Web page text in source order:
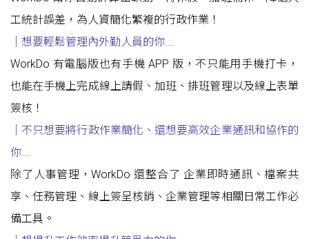
工統計誤差，為人資簡化繁複的行政作業！
｜想要輕鬆管理內外勤人員的你….
WorkDo 有電腦版也有手機 APP 版，不只能用手機打卡，
也能在手機上完成線上請假、加班、排班管理以及線上表單
簽核！
｜不只想要將行政作業簡化 、還想要高效企業通訊和協作的
你
除了人事管理，WorkDo 還整合了 企業即時通訊、檔案共
享、任務管理、線上簽呈核銷、企業管理等相關日常工作必
備工具。